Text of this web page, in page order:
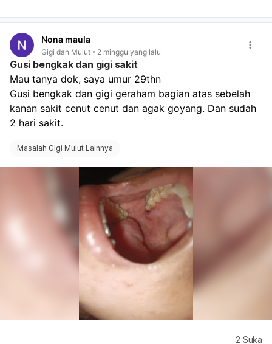
kewanitaan, dan ikuti semua anjuran dokter.
Nona maula
Gigi dan Mulut 2 minggu yang lalu
Gusi bengkak dan gigi sakit
Mau tanya dok, saya umur 29thn
Gusi bengkak dan gigi geraham bagian atas sebelah
kanan sakit cenut cenut dan agak goyang. Dan sudah
2 hari sakit.
Masalah Gigi Mulut Lainnya
2 Suka